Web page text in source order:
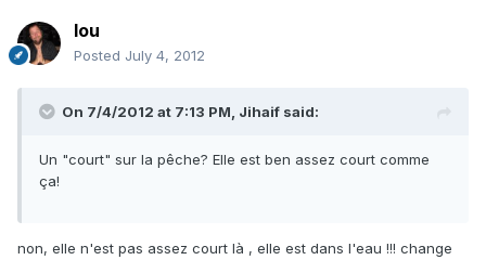
lou
Posted July 4, 2012
On 7/4/2012 at 7:13 PM, Jihaif said:
Un "court" sur la pêche? Elle est ben assez court comme
ça!
non, elle n'est pas assez court là , elle est dans l'eau !!! change